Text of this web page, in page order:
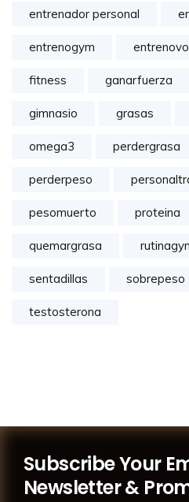
entrenador personal
entrenogym
fitness ganarfuerza
gimnasio grasas
omega3 perdergrasa
perderpeso
pesomuerto proteina
quemargrasa
sentadillas sobrepeso
testosterona
Subscribe Your
Newsletter &